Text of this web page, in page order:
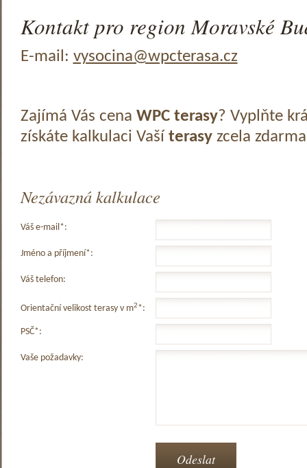
Kontakt pro region Moravské
E-mail: vysocina@wpcterasa.cz
Zajímá Vás cena WPC terasy? Vyplňte
získáte kalkulaci Vaší terasyzcela
Nezávazná kalkulace
Váš e-mail*:
Jméno a příjmení*:
Váš telefon:
Orientační velikost terasy v m2*:
PSČ*:
Vaše požadavky: